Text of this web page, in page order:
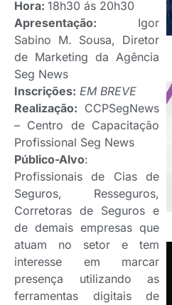
Hora: 18h30 ás 20h30
Apresentação: Igor
Sabino M. Sousa, Diretor
de Marketing da Agência
Seg News
Inscrições: EM BREVE
Realização: CCPSegNews
– Centro de Capacitação
Profissional Seg News
Público-Alvo:
Profissionais de Cias de
Seguros, Resseguros,
Corretoras de Seguros e
de demais empresas que
atuam no setor e tem
interesse em marcar
presença utilizando as
ferramentas digitais de